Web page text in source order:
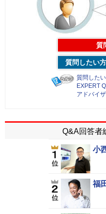
質
質問したい
質問した
EXPERT
アドバイ
Q&A回答者
小
福